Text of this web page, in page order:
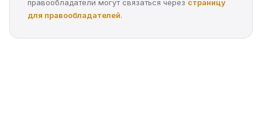
правообладатели могут связаться через страницу
для правообладателей.